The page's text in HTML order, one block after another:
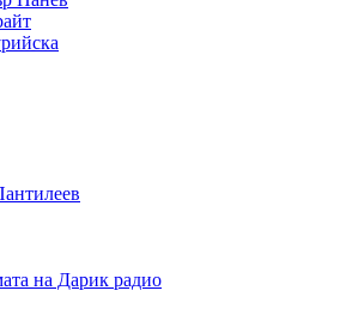
на Дарик радио